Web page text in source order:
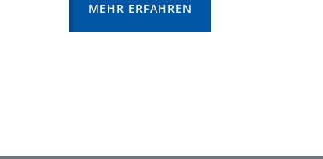
MEHR ERFAHREN